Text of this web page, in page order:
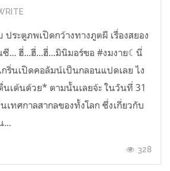
ระตูภพเปิดกว้างทางภูตผี เรื่องสยอง
ซี... ฮี่...ฮี่...ฮี่...มินิมอร์ขอ #งมงาย☾นี่
กริ่นเปิดคอลัมน์เป็นกลอนแปดเลย ไง
นเต้นด้วย* ตามนั้นเลยจ้ะ ในวันที่ 31
เทศกาลสากลของทั้งโลก ซึ่งเกี่ยวกับ
...
328